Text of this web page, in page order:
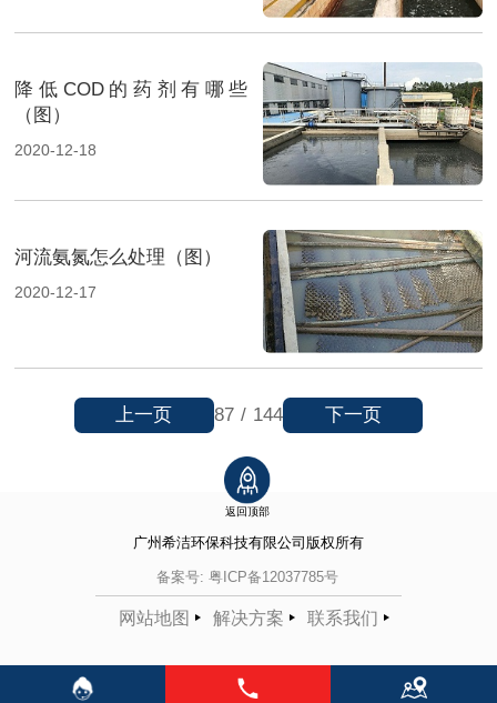
降低COD的药剂有哪些
（图）
2020-12-18
河流氨氮怎么处理（图）
2020-12-17
87 / 144
上一页 下一页
返回顶部
广州希洁环保科技有限公司 版权所有
备案号: 粤ICP备12037785号
网站地图 解决方案 联系我们